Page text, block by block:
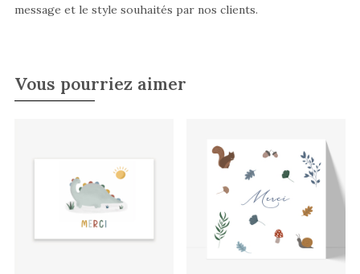
message et le style souhaités par nos clients.
Vous pourriez aimer